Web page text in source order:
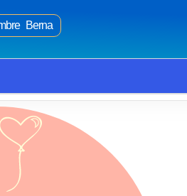
Berna